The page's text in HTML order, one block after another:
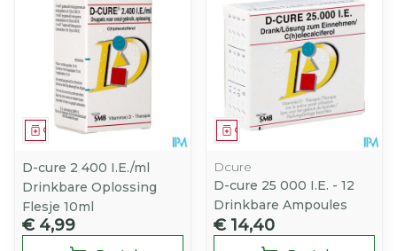
Geneesmiddel
D-cure 2 400 I.E./ml
Drinkbare Oplossing
Flesje 10ml
€ 4,99
Geneesmiddel
Dcure
D-cure 25 000 I.E. - 12
Drinkbare Ampoules
€ 14,40